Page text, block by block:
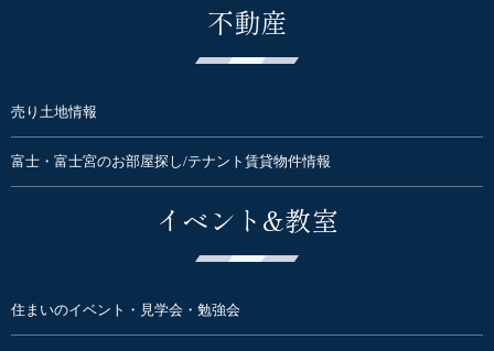
不動産
売り土地情報
富士・富士宮のお部屋探し/テナント賃貸物件情報
イベント&教室
住まいのイベント・見学会・勉強会